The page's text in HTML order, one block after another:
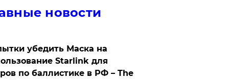
новости
убедить Маска на
Starlink для
по баллистике в РФ – The